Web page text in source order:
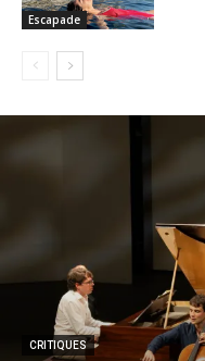
Escapade
CRITIQUES